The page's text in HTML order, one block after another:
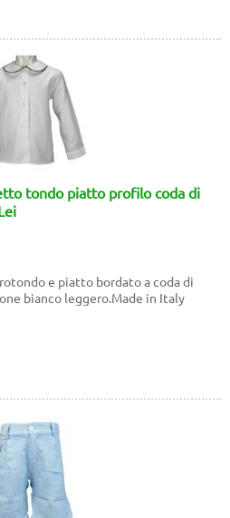
tondo piatto profilo coda di
e piatto bordato a coda di
bianco leggero.Made in Italy